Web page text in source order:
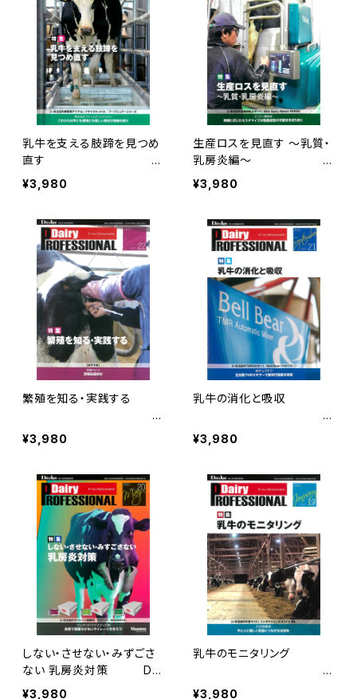
乳牛を支える肢蹄を見つめ
直す D
airy PROFESSIONAL Vol.
¥3,980
生産ロスを見直す ～乳質・
乳房炎編～
Dairy PROFESSIONAL V
ol.23
¥3,980
繁殖を知る・実践する
Dairy PROFESSIONAL V
ol.22
¥3,980
乳牛の消化と吸収
Dairy PROFESSIONAL
Vol.21
¥3,980
しない・させない・みずごさ
ない 乳房炎対策 Dai
ry PROFESSIONAL Vol.2
¥3,980
乳牛のモニタリング
D
airy PROFESSIONAL Vol.
¥3,980